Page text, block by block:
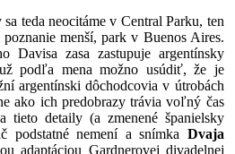
teda neocitáme v Central Parku, ten
menší, park v Buenos Aires.
Davisa zasa zastupuje argentínsky
podľa mena možno usúdiť, že je
argentínski dôchodcovia v útrobách
ako ich predobrazy trávia voľný čas
detaily (a zmenené španielsky
podstatné nemení a snímka Dvaja
adaptáciou Gardnerovej divadelnej